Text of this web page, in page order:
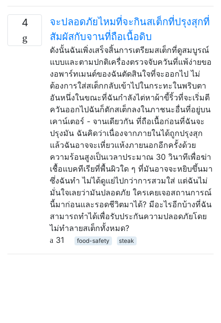
4
จะปลอดภัยไหมที่จะกินสเต็กที่ปรุงสุกที่
สัมผัสกับจานที่ถือเนื้อดิบ
ดังนั้นฉันเพิ่งเสร็จสิ้นการเตรียมสเต็กที่ดูสมบูรณ์
แบบและตามปกติเครื่องตรวจจับควันที่แพ้ง่ายขอ
งอพาร์ทเมนต์ของฉันตัดสินใจที่จะออกไป ไม่
ต้องการใส่สเต็กกลับเข้าไปในกระทะในพริบตา
อันหนึ่งในขณะที่ฉันกำลังไต่หาผ้าขี้ริ้วที่จะเริ่มตี
ควันออกไปฉันก็ตักสเต็กลงในภาชนะอื่นที่อยู่บน
เคาน์เตอร์ - จานเดียวกัน ที่ถือเนื้อก่อนที่ฉันจะ
ปรุงมัน ฉันคิดว่าเนื่องจากภายในได้ถูกปรุงสุก
แล้วฉันอาจจะเหี่ยวแห้งภายนอกอีกครั้งด้วย
ความร้อนสูงเป็นเวลาประมาณ 30 วินาทีเพื่อฆ่า
เชื้อแบคทีเรียที่พื้นผิวใด ๆ ที่มันอาจจะหยิบขึ้นมา
ซึ่งฉันทำ ไม่ได้ดูแย่ไปกว่าการสวมใส่ แต่ฉันไม่
มั่นใจเลยว่ามันปลอดภัย ใครเคยเจอสถานการณ์
นี้มาก่อนและรอดชีวิตมาได้? มีอะไรอีกบ้างที่ฉัน
สามารถทำได้เพื่อรับประกันความปลอดภัยโดย
ไม่ทำลายสเต็กทั้งหมด?
31
food-safety steak